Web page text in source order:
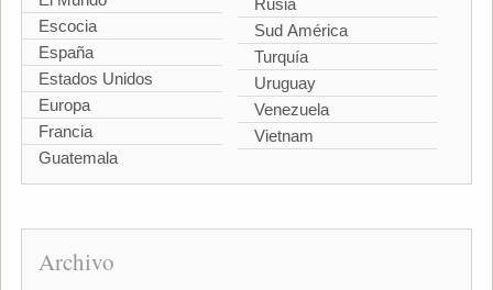
Escocia
España
Estados Unidos
Europa
Francia
Guatemala
Rusia
Sud América
Turquía
Uruguay
Venezuela
Vietnam
Archivo